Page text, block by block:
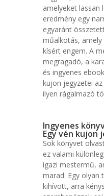
amelyeket lassan
eredmény egy
egyaránt
műalkotás, amely
kísért engem. A
megragadó, a
és ingyenes
kujon jegyzetei
ilyen rágalmazó
Ingyenes
Egy vén kujon
Sok könyvet
ez valami
igazi mestermű,
marad. Egy
kihívott, arra